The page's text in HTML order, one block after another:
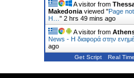
A visitor from
Makedonia viewed "Page
Η… " 2 hrs 49 mins ago
A visitor from
News - Η διαφορά στην
ago
Get Script Real Time